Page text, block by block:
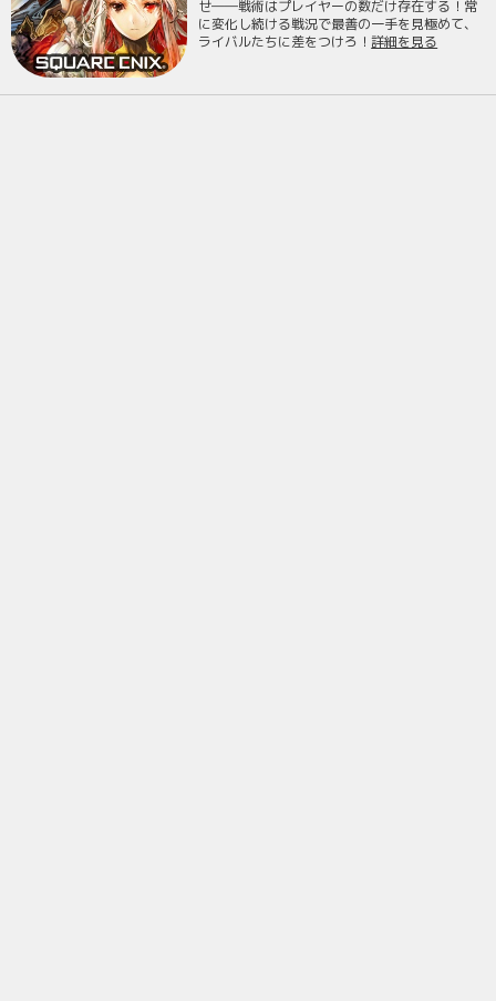
せ――戦術はプレイヤーの数だけ存在する！常
に変化し続ける戦況で最善の一手を見極めて、
ライバルたちに差をつけろ！詳細を見る